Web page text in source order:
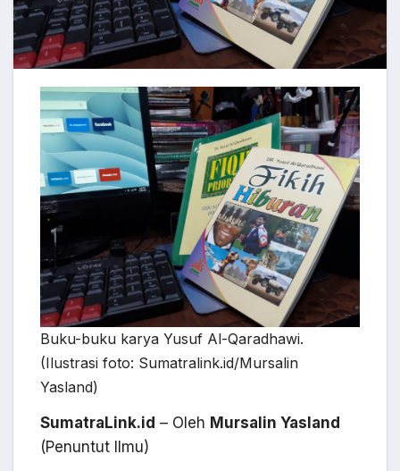
Buku-buku karya Yusuf Al-Qaradhawi.
(Ilustrasi foto: Sumatralink.id/Mursalin
Yasland)
SumatraLink.id – Oleh Mursalin Yasland
(Penuntut Ilmu)